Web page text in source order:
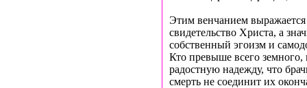
Этим венчанием
свидетельство Христа, а
собственный эгоизм и
Кто превыше всего земного,
радостную надежду, что
смерть не соединит их